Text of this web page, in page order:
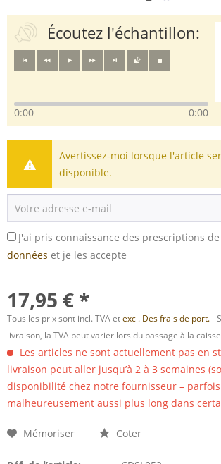
Écoutez l'échantillon:
0:00 0:00
Avertissez-moi lorsque l'article
disponible.
J'ai pris connaissance des prescriptions de
données et je les accepte
17,95 € *
Tous les prix sont incl. TVA etexcl. Des frais de port.-
livraison, la TVA peut varier lors du passage à la
Les articles ne sont actuellement pas en
livraison peut aller jusqu’à 2 à 3 semaines
disponibilité chez notre fournisseur –
malheureusement aussi plus long dans
Mémoriser Coter